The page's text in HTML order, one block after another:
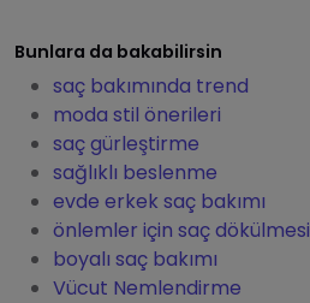
Bunlara da bakabilirsin
saç bakımında trend
moda stil önerileri
saç gürleştirme
sağlıklı beslenme
evde erkek saç bakımı
önlemler için saç dökülmesi
boyalı saç bakımı
Vücut Nemlendirme